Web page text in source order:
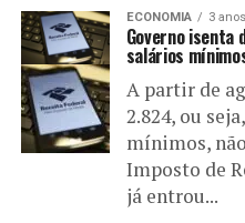
ECONOMIA 3
Governo isenta
salários
A partir de
2.824, ou
mínimos,
Imposto de
já entrou...